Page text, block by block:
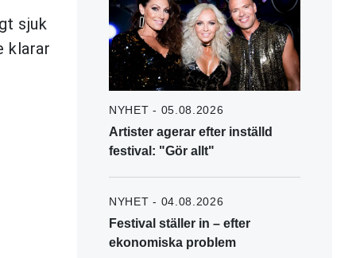
sjuk
klarar
NYHET - 05.08.2026
Artister agerar efter inställd
festival: "Gör allt"
NYHET - 04.08.2026
Festival ställer in – efter
ekonomiska problem